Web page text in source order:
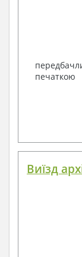
печаткою
Виїзд